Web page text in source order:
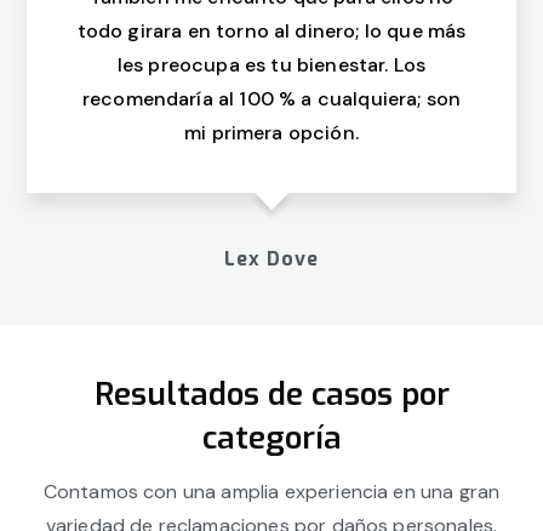
todo girara en torno al dinero; lo que más
les preocupa es tu bienestar. Los
recomendaría al 100 % a cualquiera; son
mi primera opción.
Lex Dove
Resultados de casos por
categoría
Contamos con una amplia experiencia en una gran
variedad de reclamaciones por daños personales.